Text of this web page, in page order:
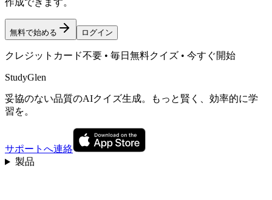
作成できます。
無料で始める ログイン
クレジットカード不要 • 毎日無料クイズ • 今すぐ開始
StudyGlen
妥協のない品質のAIクイズ生成。もっと賢く、効率的に学
習を。
サポートへ連絡
製品